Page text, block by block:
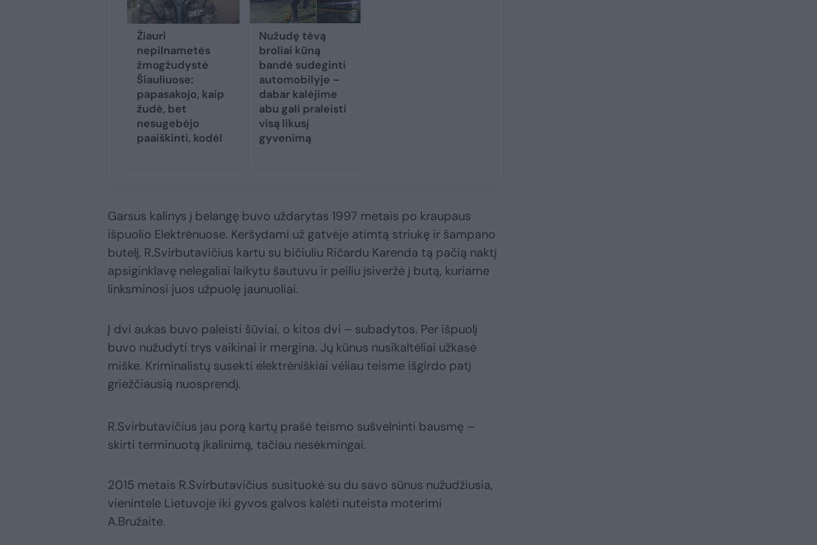
Žiauri
nepilnametės
žmogžudystė
Šiauliuose:
papasakojo, kaip
žudė, bet
nesugebėjo
paaiškinti, kodėl
Nužudę tėvą
broliai kūną
bandė sudeginti
automobilyje –
dabar kalėjime
abu gali praleisti
visą likusį
gyvenimą
Garsus kalinys į belangę buvo uždarytas 1997 metais po kraupaus
išpuolio Elektrėnuose. Keršydami už gatvėje atimtą striukę ir šampano
butelį, R.Svirbutavičius kartu su bičiuliu Ričardu Karenda tą pačią naktį
apsiginklavę nelegaliai laikytu šautuvu ir peiliu įsiveržė į butą, kuriame
linksminosi juos užpuolę jaunuoliai.
Į dvi aukas buvo paleisti šūviai, o kitos dvi – subadytos. Per išpuolį
buvo nužudyti trys vaikinai ir mergina. Jų kūnus nusikaltėliai užkasė
miške. Kriminalistų susekti elektrėniškiai vėliau teisme išgirdo patį
griežčiausią nuosprendį.
R.Svirbutavičius jau porą kartų prašė teismo sušvelninti bausmę –
skirti terminuotą įkalinimą, tačiau nesėkmingai.
2015 metais R.Svirbutavičius susituokė su du savo sūnus nužudžiusia,
vienintele Lietuvoje iki gyvos galvos kalėti nuteista moterimi
A.Bružaite.